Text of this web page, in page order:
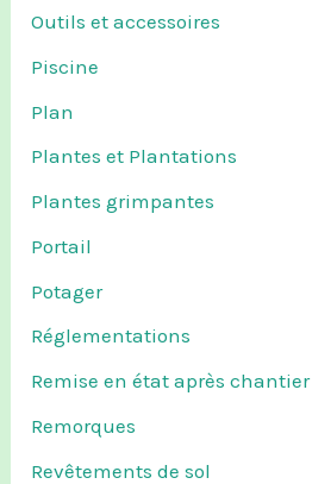
Outils et accessoires
Piscine
Plan
Plantes et Plantations
Plantes grimpantes
Portail
Potager
Réglementations
Remise en état après chantier
Remorques
Revêtements de sol